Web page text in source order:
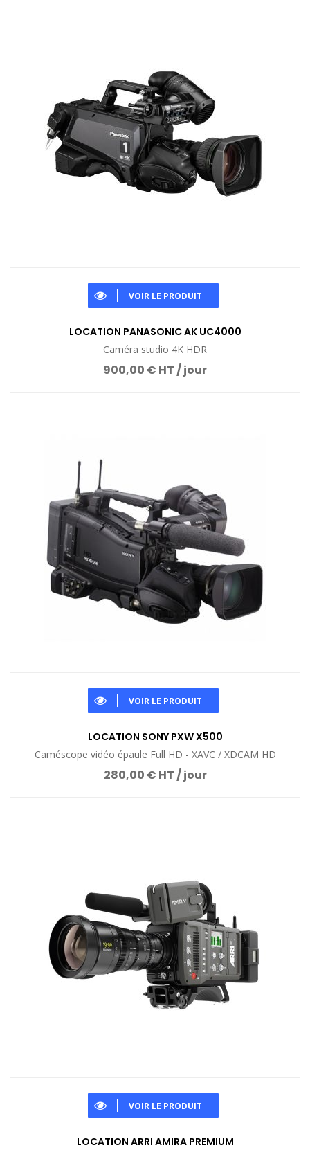
VOIR LE PRODUIT
LOCATION PANASONIC AK UC4000
Caméra studio 4K HDR
900,00 € HT / jour
VOIR LE PRODUIT
LOCATION SONY PXW X500
Caméscope vidéo épaule Full HD - XAVC / XDCAM HD
280,00 € HT / jour
VOIR LE PRODUIT
LOCATION ARRI AMIRA PREMIUM